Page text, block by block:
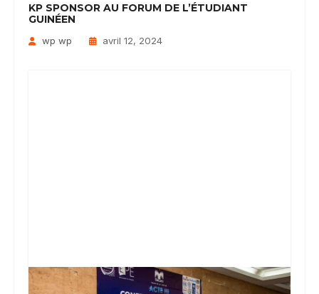
KP SPONSOR AU FORUM DE L’ÉTUDIANT
GUINÉEN
wp wp avril 12, 2024